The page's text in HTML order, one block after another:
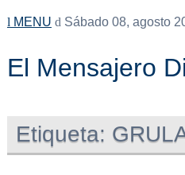
MENU Sábado 08, agosto
El Mensajero
Etiqueta: